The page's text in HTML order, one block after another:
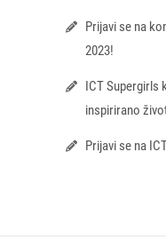
Prijavi se na
2023!
ICT Supergirls
inspirirano
Prijavi se na